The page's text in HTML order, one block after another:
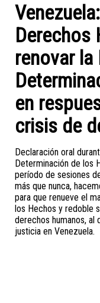
Derechos
renovar
en
crisis de
Declaración oral
Determinación de los
período de sesiones
más que nunca,
para que renueve el
los Hechos y redoble
derechos humanos, al
justicia en Venezuela.